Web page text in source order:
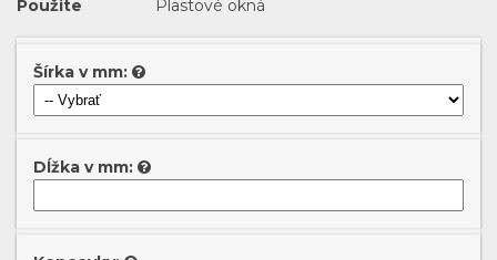
Šírka v mm:
Dĺžka v mm:
Použite Plastové okná